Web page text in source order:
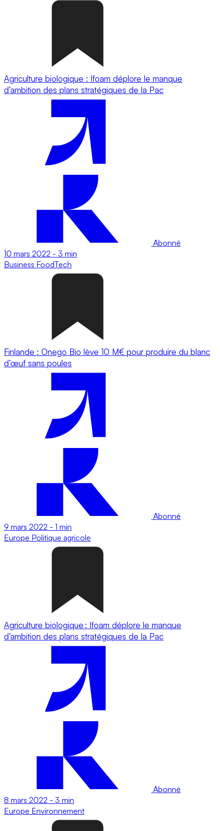
Agriculture biologique : Ifoam déplore le manque
d’ambition des plans stratégiques de la Pac
Abonné
10 mars 2022 - 3 min
Business FoodTech
Finlande : Onego Bio lève 10 M€ pour produire du blanc
d’œuf sans poules
Abonné
9 mars 2022 - 1 min
Europe Politique agricole
Agriculture biologique : Ifoam déplore le manque
d’ambition des plans stratégiques de la Pac
Abonné
8 mars 2022 - 3 min
Europe Environnement